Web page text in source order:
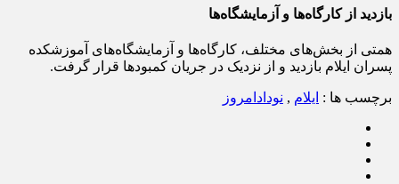
بازدید از کارگاه‌ها و آزمایشگاه‌ها
همتی از بخش‌های مختلف، کارگاه‌ها و آزمایشگاه‌های آموزشکده
پسران ایلام بازدید و از نزدیک در جریان کمبودها قرار گرفت.
برچسب ها : ایلام , نودادامروز